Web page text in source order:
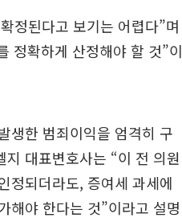
정된다고 보기는 어렵다”며
정확하게 산정해야 할 것”이
생한 범죄이익을 엄격히 구
대표변호사는 “이 전 의원
정되더라도, 증여세 과세에
해야 한다는 것”이라고 설명